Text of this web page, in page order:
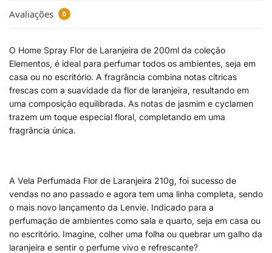
Avaliações 0
O Home Spray Flor de Laranjeira de 200ml da coleção
Elementos, é ideal para perfumar todos os ambientes, seja em
casa ou no escritório. A fragrância combina notas cítricas
frescas com a suavidade da flor de laranjeira, resultando em
uma composição equilibrada. As notas de jasmim e cyclamen
trazem um toque especial floral, completando em uma
fragrância única.
A Vela Perfumada Flor de Laranjeira 210g, foi sucesso de
vendas no ano passado e agora tem uma linha completa, sendo
o mais novo lançamento da Lenvie. Indicado para a
perfumação de ambientes como sala e quarto, seja em casa ou
no escritório. Imagine, colher uma folha ou quebrar um galho da
laranjeira e sentir o perfume vivo e refrescante?